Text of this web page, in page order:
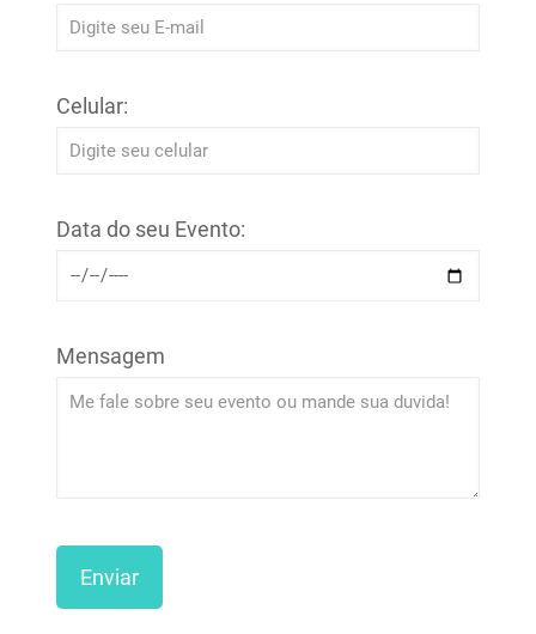
Celular:
Data do seu Evento:
Mensagem